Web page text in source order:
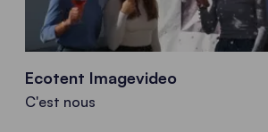
Ecotent Imagevideo
C'est nous